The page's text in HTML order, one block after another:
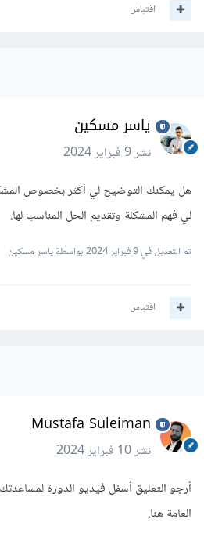
اقتباس
ياسر مسكين
نشر9 فبراير 2024
هل يمكنك التوضيح لي أكثر بخصوص
لي فهم المشكلة وتقديم الحل المناسب لها.
تم التعديل في9 فبراير 2024 بواسطة ياسر مسكين
اقتباس
Mustafa Suleiman
نشر10 فبراير 2024
أرجو التعليق أسفل فيديو الدورة
العامة هنا.